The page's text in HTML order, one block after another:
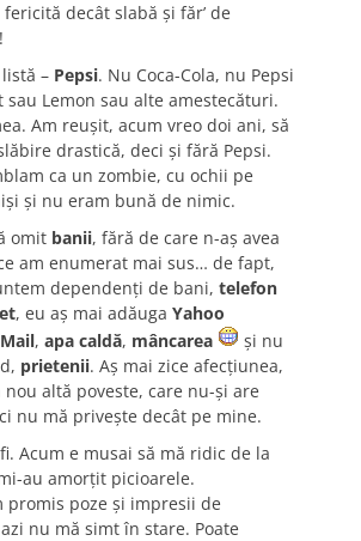
decât slabă şi făr’ de
– Pepsi. Nu Coca-Cola, nu Pepsi
sau Lemon sau alte amestecături.
Am reuşit, acum vreo doi ani, să
drastică, deci şi fără Pepsi.
ca un zombie, cu ochii pe
şi nu eram bună de nimic.
omit banii, fără de care n-aş avea
am enumerat mai sus… de fapt,
dependenţi de bani, telefon
, eu aş mai adăuga Yahoo
, apa caldă, mâncarea
şi nu
prietenii. Aş mai zice afecţiunea,
altă poveste, care nu-şi are
nu mă priveşte decât pe mine.
Acum e musai să mă ridic de la
au amorţit picioarele.
promis poze şi impresii de
nu mă simt în stare. Poate